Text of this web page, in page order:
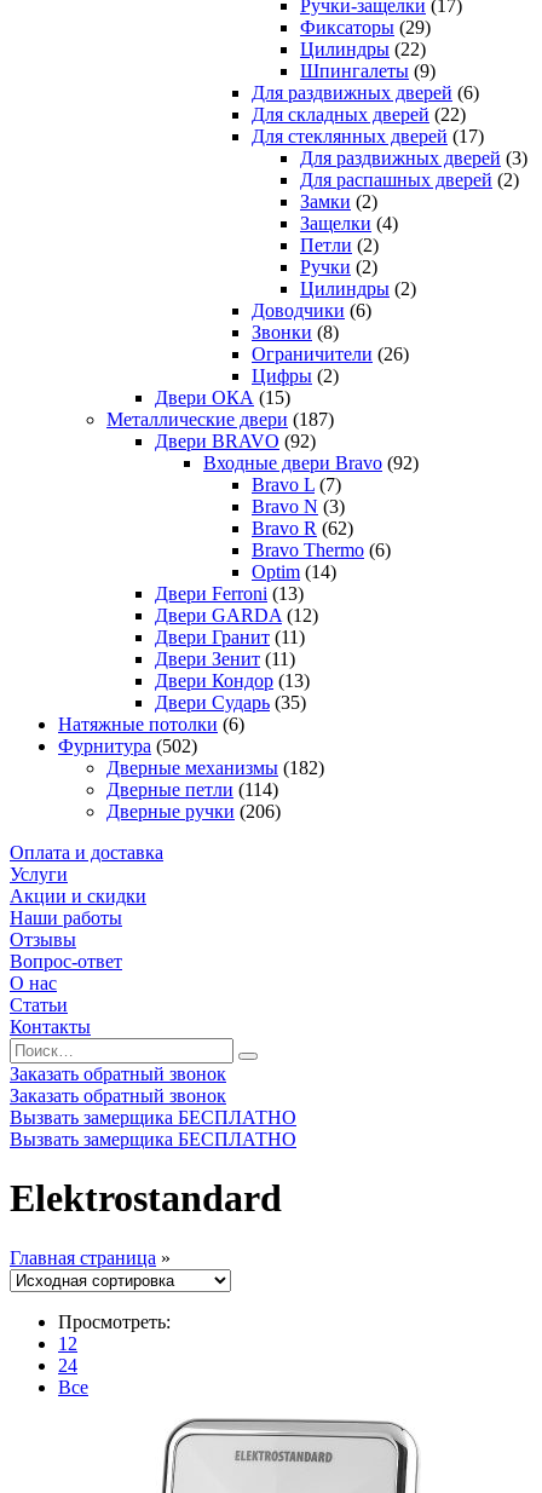
Ручки-защелки (17)
Фиксаторы (29)
Цилиндры (22)
Шпингалеты (9)
Для раздвижных дверей (6)
Для складных дверей (22)
Для стеклянных дверей (17)
Для раздвижных дверей (3)
Для распашных дверей (2)
Замки (2)
Защелки (4)
Петли (2)
Ручки (2)
Цилиндры (2)
Доводчики (6)
Звонки (8)
Ограничители (26)
Цифры (2)
Двери ОКА (15)
Металлические двери (187)
Двери BRAVO (92)
Входные двери Bravo (92)
Bravo L (7)
Bravo N (3)
Bravo R (62)
Bravo Thermo (6)
Optim (14)
Двери Ferroni (13)
Двери GARDA (12)
Двери Гранит (11)
Двери Зенит (11)
Двери Кондор (13)
Двери Сударь (35)
Натяжные потолки (6)
Фурнитура (502)
Дверные механизмы (182)
Дверные петли (114)
Дверные ручки (206)
Оплата и доставка
Услуги
Акции и скидки
Наши работы
Отзывы
Вопрос-ответ
О нас
Статьи
Контакты
Заказать обратный звонок
Заказать обратный звонок
Вызвать замерщика БЕСПЛАТНО
Вызвать замерщика БЕСПЛАТНО
Elektrostandard
Главная страница »
Просмотреть:
12
24
Все